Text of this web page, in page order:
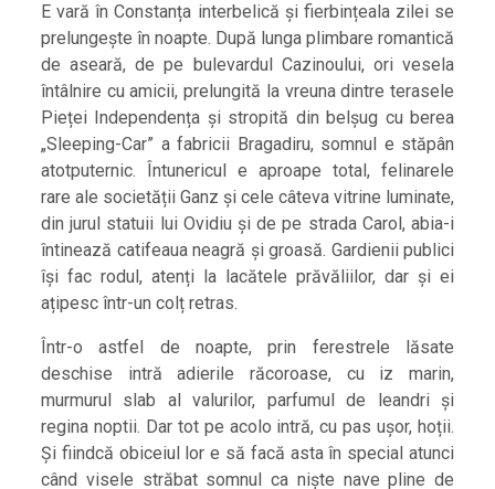
E vară în Constanța interbelică și fierbințeala zilei se
prelungește în noapte. După lunga plimbare romantică
de aseară, de pe bulevardul Cazinoului, ori vesela
întâlnire cu amicii, prelungită la vreuna dintre terasele
Pieței Independența și stropită din belșug cu berea
„Sleeping-Car” a fabricii Bragadiru, somnul e stăpân
atotputernic. Întunericul e aproape total, felinarele
rare ale societății Ganz și cele câteva vitrine luminate,
din jurul statuii lui Ovidiu și de pe strada Carol, abia-i
întinează catifeaua neagră și groasă. Gardienii publici
își fac rodul, atenți la lacătele prăvăliilor, dar și ei
ațipesc într-un colț retras.
Într-o astfel de noapte, prin ferestrele lăsate
deschise intră adierile răcoroase, cu iz marin,
murmurul slab al valurilor, parfumul de leandri și
regina noptii. Dar tot pe acolo intră, cu pas ușor, hoții.
Și fiindcă obiceiul lor e să facă asta în special atunci
când visele străbat somnul ca niște nave pline de